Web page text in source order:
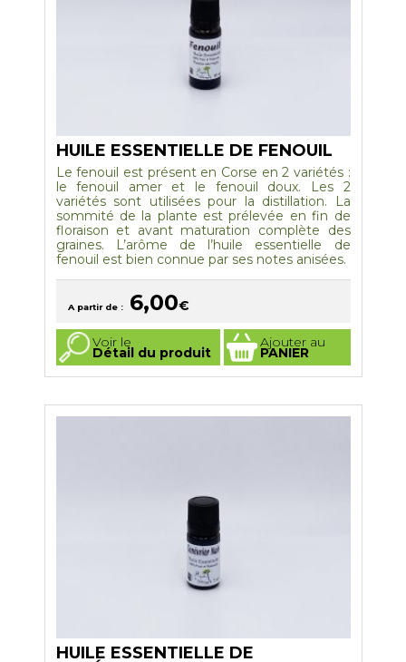
HUILE ESSENTIELLE DE FENOUIL
Le fenouil est présent en Corse en 2 variétés :
le fenouil amer et le fenouil doux. Les 2
variétés sont utilisées pour la distillation. La
sommité de la plante est prélevée en fin de
floraison et avant maturation complète des
graines. L’arôme de l’huile essentielle de
fenouil est bien connue par ses notes anisées.
A partir de : 6,00€
Voir le
Détail du produit
Ajouter au
PANIER
Ce
produit
a
plusieurs
options
HUILE ESSENTIELLE DE